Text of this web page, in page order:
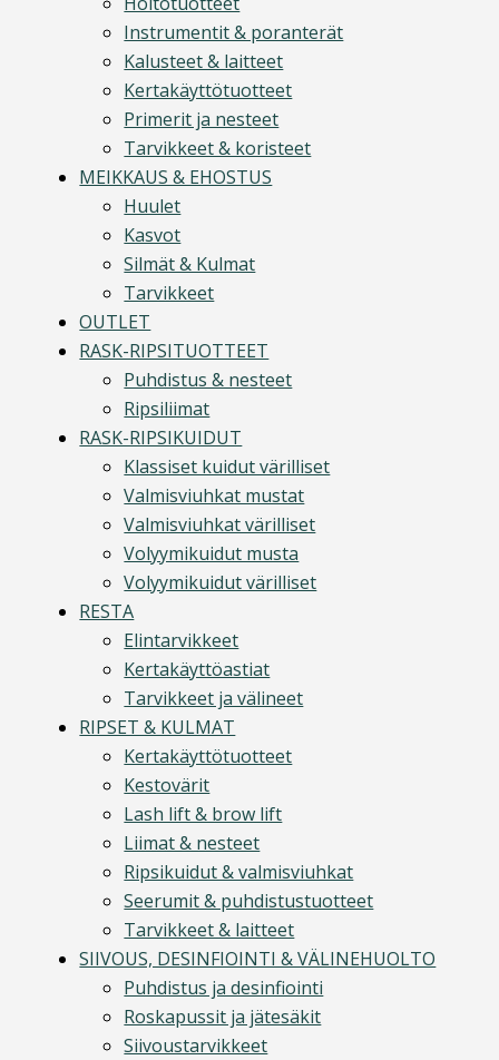
Instrumentit & poranterät
Kalusteet & laitteet
Kertakäyttötuotteet
Primerit ja nesteet
Tarvikkeet & koristeet
MEIKKAUS & EHOSTUS
Huulet
Kasvot
Silmät & Kulmat
Tarvikkeet
OUTLET
RASK-RIPSITUOTTEET
Puhdistus & nesteet
Ripsiliimat
RASK-RIPSIKUIDUT
Klassiset kuidut värilliset
Valmisviuhkat mustat
Valmisviuhkat värilliset
Volyymikuidut musta
Volyymikuidut värilliset
RESTA
Elintarvikkeet
Kertakäyttöastiat
Tarvikkeet ja välineet
RIPSET & KULMAT
Kertakäyttötuotteet
Kestovärit
Lash lift & brow lift
Liimat & nesteet
Ripsikuidut & valmisviuhkat
Seerumit & puhdistustuotteet
Tarvikkeet & laitteet
SIIVOUS, DESINFIOINTI & VÄLINEHUOLTO
Puhdistus ja desinfiointi
Roskapussit ja jätesäkit
Siivoustarvikkeet